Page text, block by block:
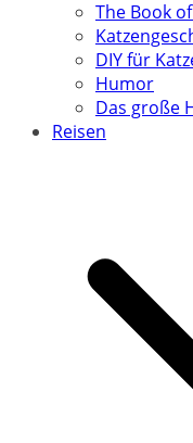
The Book
DIY für
Humor
Das große
Reisen